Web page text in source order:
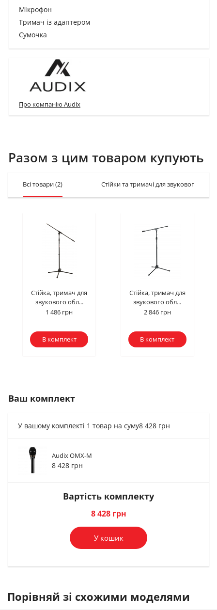
Мікрофон
Тримач із адаптером
Сумочка
Про компанію Audix
Разом з цим товаром купують
Всі товари(2) Стійки та тримачі для звукового
Стійка, тримач для
звукового обл...
1 486 грн
В комплект
Стійка, тримач для
звукового обл...
2 846 грн
В комплект
Стійка, тримач для
звукового обл...
Ваш комплект
У вашому комплекті 1 товар на суму8 428 грн
Audix OMX-M
8 428 грн
Вартість комплекту
8 428 грн
У кошик
Порівняй зі схожими моделями